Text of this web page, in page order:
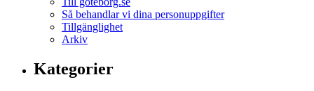
Så behandlar vi dina personuppgifter
Tillgänglighet
Arkiv
Kategorier